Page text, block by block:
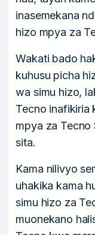
inasemekana
hizo mpya za
Wakati bado
kuhusu picha
wa simu hizo,
Tecno inafikiria
mpya za Tecno
sita.
Kama nilivyo
uhakika kama
simu hizo za
muonekano